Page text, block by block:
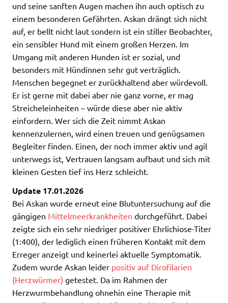
und seine sanften Augen machen ihn auch optisch zu
einem besonderen Gefährten. Askan drängt sich nicht
auf, er bellt nicht laut sondern ist ein stiller Beobachter,
ein sensibler Hund mit einem großen Herzen. Im
Umgang mit anderen Hunden ist er sozial, und
besonders mit Hündinnen sehr gut verträglich.
Menschen begegnet er zurückhaltend aber würdevoll.
Er ist gerne mit dabei aber nie ganz vorne, er mag
Streicheleinheiten – würde diese aber nie aktiv
einfordern. Wer sich die Zeit nimmt Askan
kennenzulernen, wird einen treuen und genügsamen
Begleiter finden. Einen, der noch immer aktiv und agil
unterwegs ist, Vertrauen langsam aufbaut und sich mit
kleinen Gesten tief ins Herz schleicht.
Update 17.01.2026
Bei Askan wurde erneut eine Blutuntersuchung auf die
gängigen Mittelmeerkrankheiten durchgeführt. Dabei
zeigte sich ein sehr niedriger positiver Ehrlichiose-Titer
(1:400), der lediglich einen früheren Kontakt mit dem
Erreger anzeigt und keinerlei aktuelle Symptomatik.
Zudem wurde Askan leider positiv auf Dirofilarien
(Herzwürmer) getestet. Da im Rahmen der
Herzwurmbehandlung ohnehin eine Therapie mit